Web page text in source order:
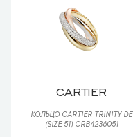
CARTIER
КОЛЬЦО CARTIER TRINITY DE
(SIZE 51) CRB4236051